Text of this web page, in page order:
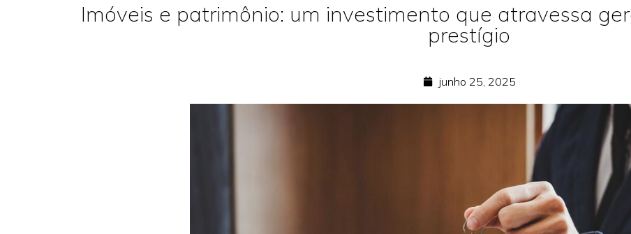
Imóveis e patrimônio: um investimento que atravessa
prestígio
junho 25, 2025